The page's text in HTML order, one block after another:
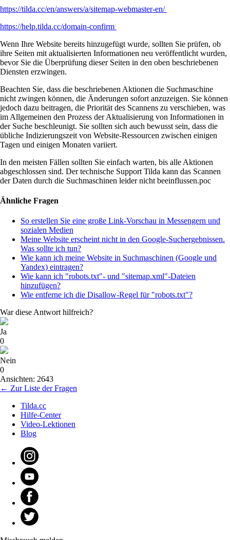
https://tilda.cc/en/answers/a/sitemap-webmaster-en/
https://help.tilda.cc/domain-confirm
Wenn Ihre Website bereits hinzugefügt wurde, sollten Sie prüfen, ob
ihre Seiten mit aktualisierten Informationen neu veröffentlicht wurden,
bevor Sie die Überprüfung dieser Seiten in den oben beschriebenen
Diensten erzwingen.
Beachten Sie, dass die beschriebenen Aktionen die Suchmaschine
nicht zwingen können, die Änderungen sofort anzuzeigen. Sie können
jedoch dazu beitragen, die Priorität des Scannens zu verschieben, was
im Allgemeinen den Prozess der Aktualisierung von Informationen in
der Suche beschleunigt. Sie sollten sich auch bewusst sein, dass die
übliche Indizierungszeit von Website-Ressourcen zwischen einigen
Tagen und einigen Monaten variiert.
In den meisten Fällen sollten Sie einfach warten, bis alle Aktionen
abgeschlossen sind. Der technische Support Tilda kann das Scannen
der Daten durch die Suchmaschinen leider nicht beeinflussen.рос
Ähnliche Fragen
So erstellen Sie eine große Link-Vorschau in Messengern und
sozialen Medien
Meine Website erscheint nicht in den Google-Suchergebnissen.
Was sollte ich tun?
Wie kann ich meine Website in Suchmaschinen (Google und
Yandex) eintragen?
Wie kann ich "robots.txt"- und "sitemap.xml"-Dateien
hinzufügen?
Wie entferne ich die Disallow-Regel für "robots.txt"?
War diese Antwort hilfreich?
Ja
0
Nein
0
Ansichten: 2643
← Zur Liste der Fragen
Tilda.cc
Hilfe-Center
Video-Lektionen
Blog